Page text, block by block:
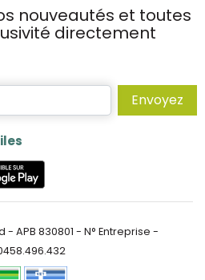
nouveautés et toutes
directement
Envoyez
APB 830801 - N° Entreprise -